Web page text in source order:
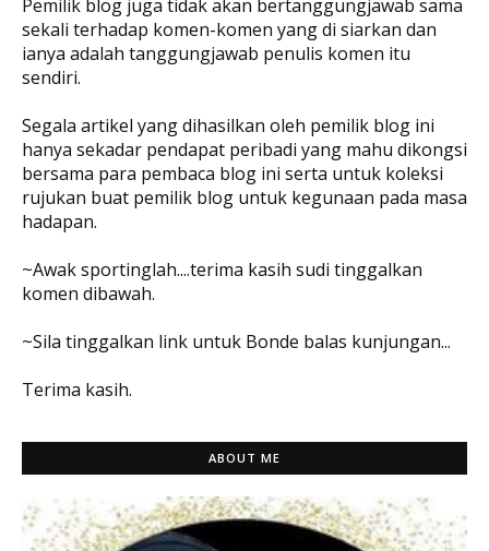
Pemilik blog juga tidak akan bertanggungjawab sama
sekali terhadap komen-komen yang di siarkan dan
ianya adalah tanggungjawab penulis komen itu
sendiri.
Segala artikel yang dihasilkan oleh pemilik blog ini
hanya sekadar pendapat peribadi yang mahu dikongsi
bersama para pembaca blog ini serta untuk koleksi
rujukan buat pemilik blog untuk kegunaan pada masa
hadapan.
~Awak sportinglah....terima kasih sudi tinggalkan
komen dibawah.
~Sila tinggalkan link untuk Bonde balas kunjungan...
Terima kasih.
ABOUT ME